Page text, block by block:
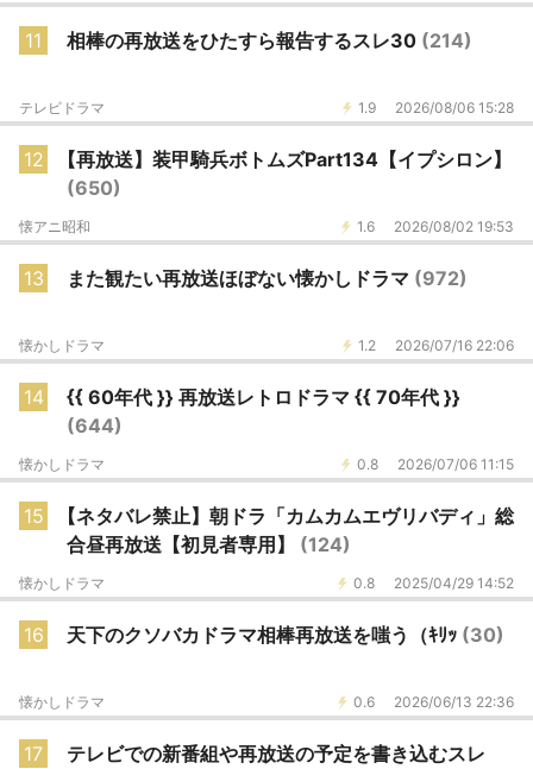
11 相棒の再放送をひたすら報告するスレ30 (214)
1.9 2026/08/06 15:28
テレビドラマ
12
【再放送】装甲騎兵ボトムズPart134【イプシロン】
(650)
1.6 2026/08/02 19:53
懐アニ昭和
13 また観たい再放送ほぼない懐かしドラマ (972)
1.2 2026/07/16 22:06
懐かしドラマ
14
{{ 60年代 }} 再放送レトロドラマ {{ 70年代 }}
(644)
0.8 2026/07/06 11:15
懐かしドラマ
15
【ネタバレ禁止】朝ドラ「カムカムエヴリバディ」総
合昼再放送【初見者専用】 (124)
0.8 2025/04/29 14:52
懐かしドラマ
16 天下のクソバカドラマ相棒再放送を嗤う（ｷﾘｯ (30)
0.6 2026/06/13 22:36
懐かしドラマ
17
テレビでの新番組や再放送の予定を書き込むスレ